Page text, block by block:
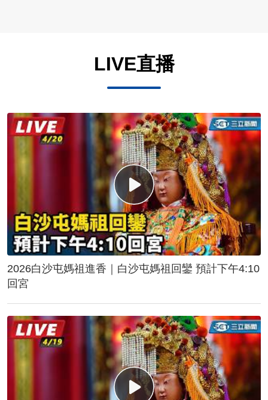
LIVE直播
2026白沙屯媽祖進香｜白沙屯媽祖回鑾 預計下午4:10
回宮